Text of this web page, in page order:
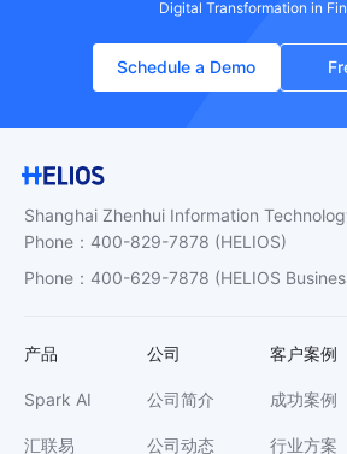
Digital Transformation in
Schedule a Demo
Shanghai Zhenhui Information
Phone ： 400-829-7878 (HELIOS)
Phone ： 400-629-7878 (HELIOS
产品
Spark AI
汇联易
公司
公司简介
公司动态
客户案例
成功案例
行业方案